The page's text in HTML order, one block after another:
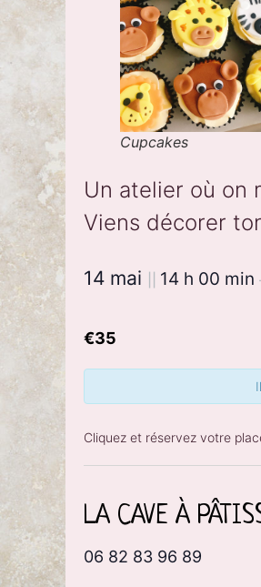
Cupcakes
Un atelier où on
Viens décorer
14 mai 14 h 00 min
€35
Cliquez et réservez votre
LA CAVE À
06 82 83 96 89